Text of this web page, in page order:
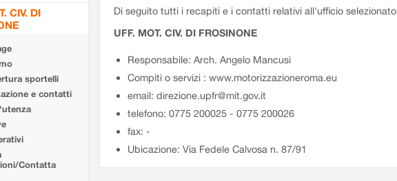
CIV. DI
sportelli
e contatti
Contatta
Di seguito tutti i recapiti e i contatti relativi all'ufficio selezionato
UFF. MOT. CIV. DI FROSINONE
Responsabile: Arch. Angelo Mancusi
Compiti o servizi : www.motorizzazioneroma.eu
email: direzione.upfr@mit.gov.it
telefono: 0775 200025 - 0775 200026
fax: -
Ubicazione: Via Fedele Calvosa n. 87/91